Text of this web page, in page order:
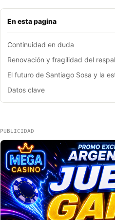
En esta pagina
Continuidad en duda
Renovación y fragilidad del
El futuro de Santiago Sosa y la
Datos clave
PUBLICIDAD